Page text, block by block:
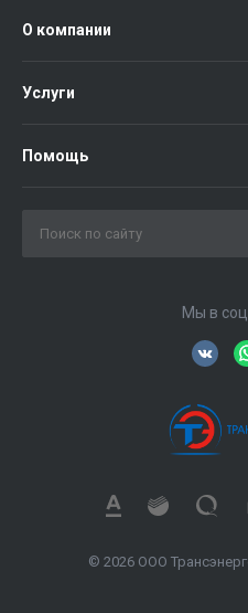
О компании
Услуги
Помощь
Мы в
© 2026 ООО